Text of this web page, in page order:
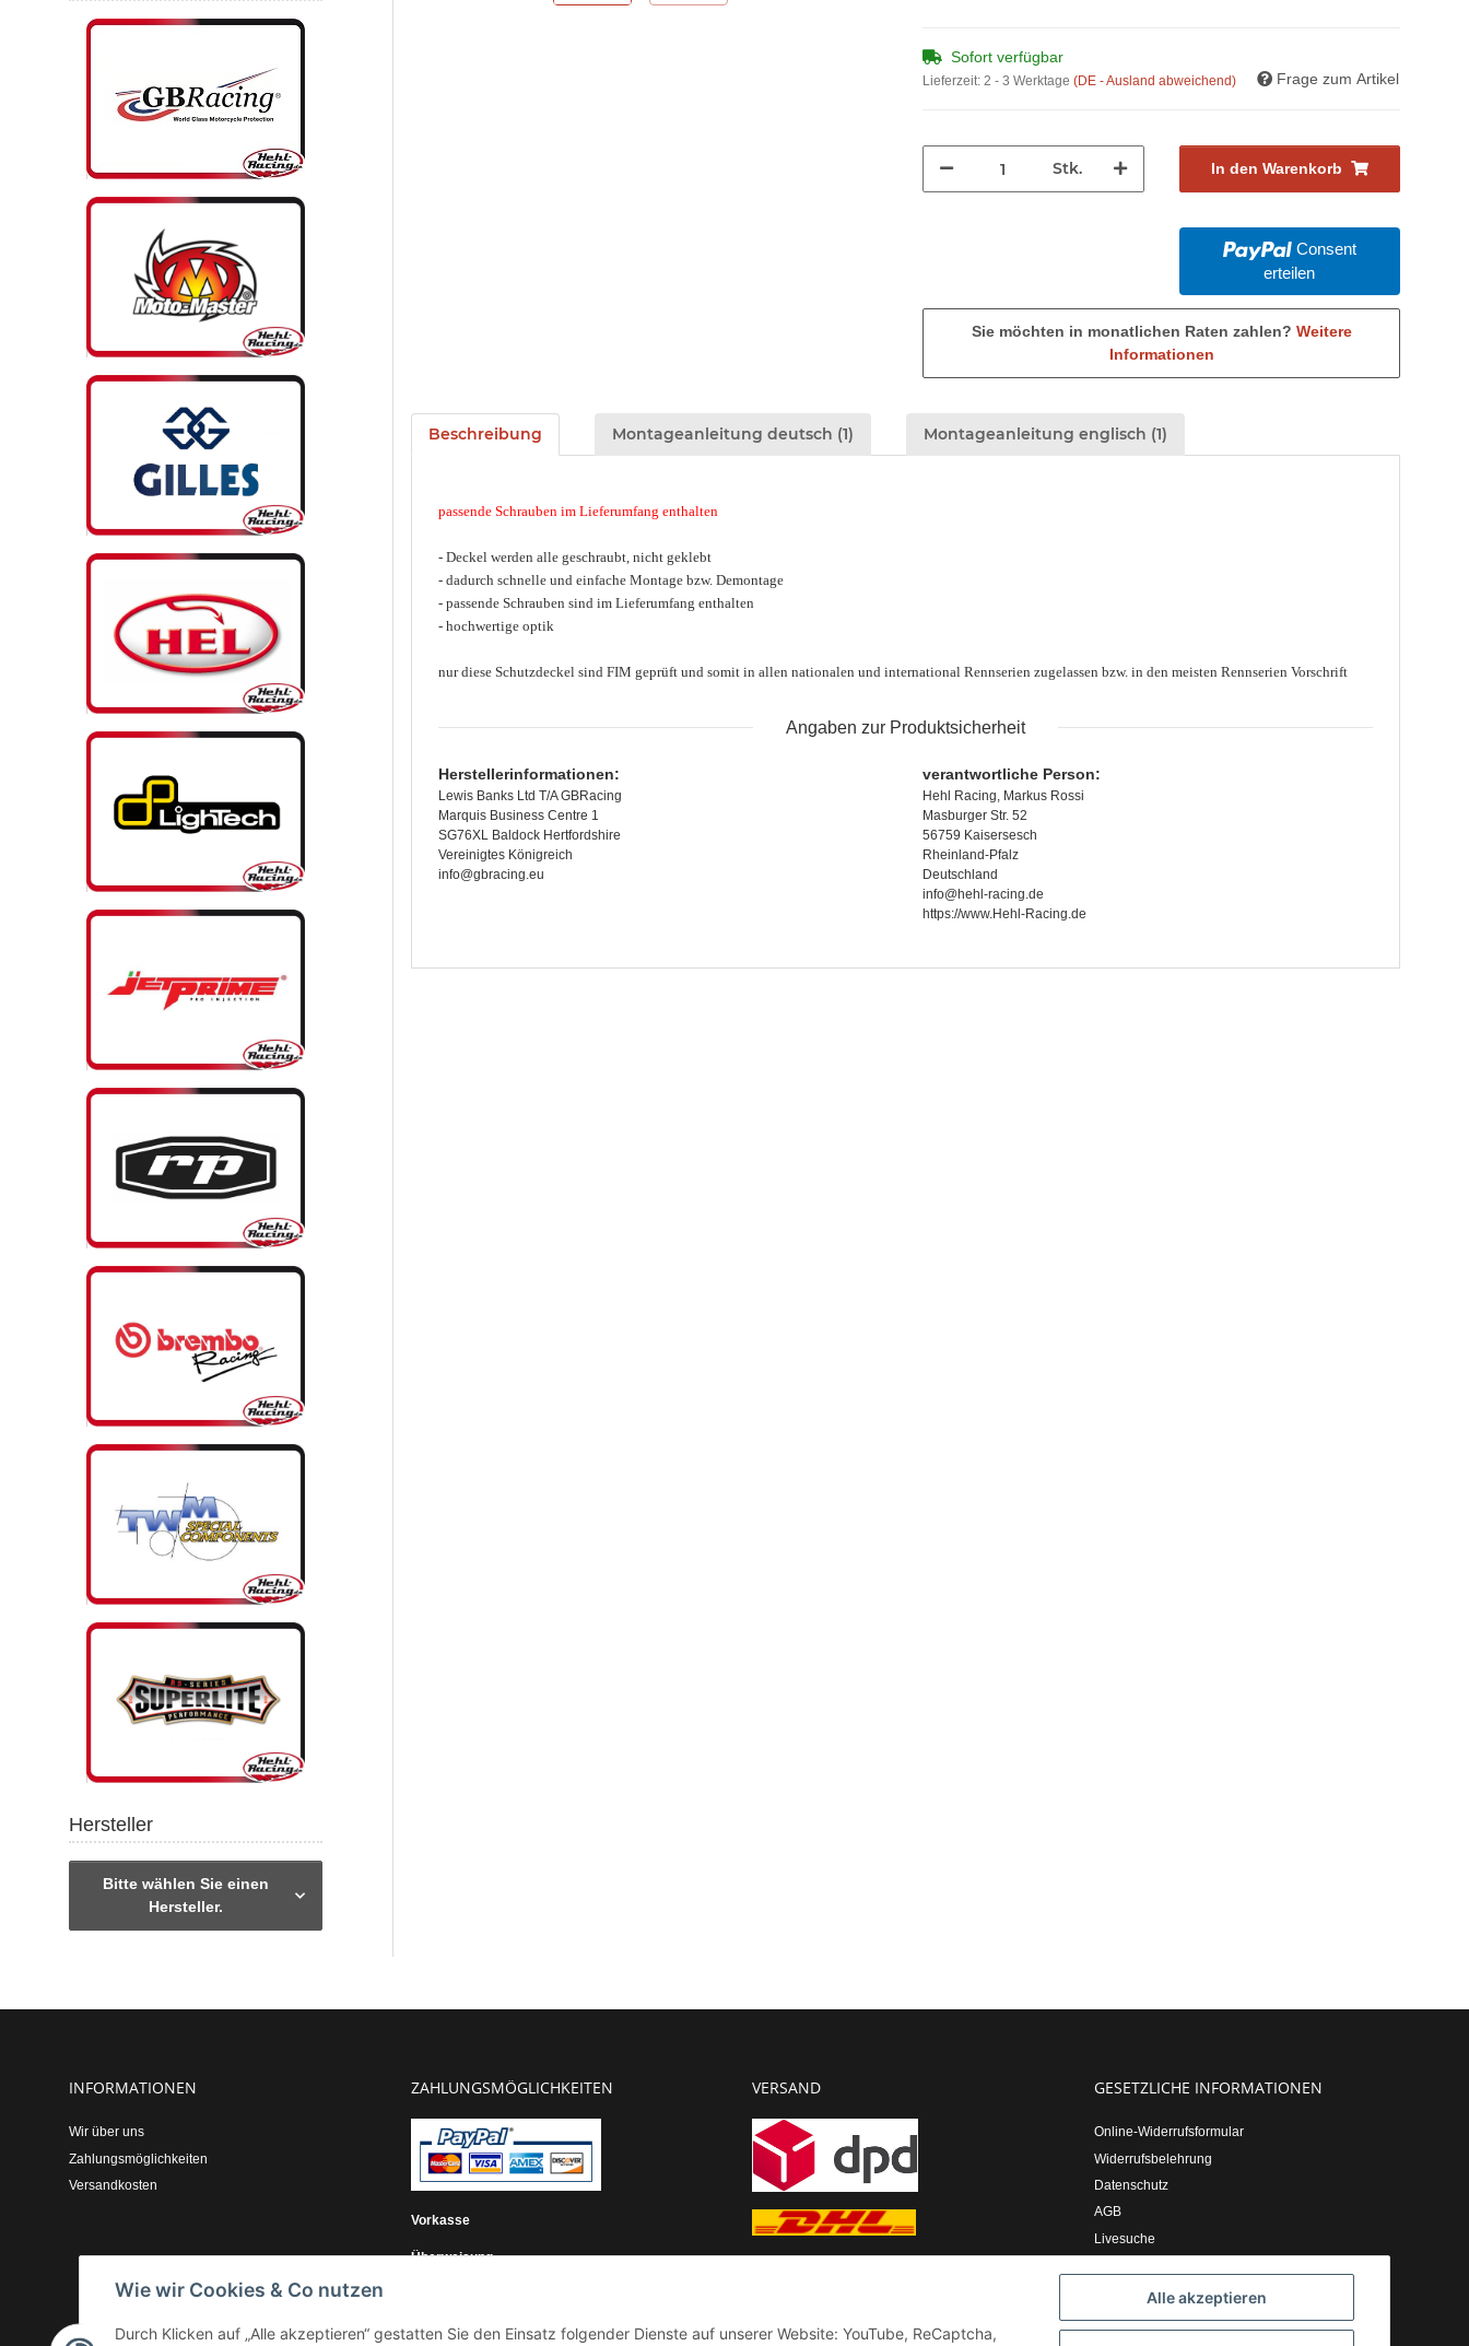
Alle akzeptieren
Wie wir Cookies & Co nutzen
Durch Klicken auf „Alle akzeptieren“ gestatten Sie den Einsatz folgender Dienste auf unserer Website: YouTube, ReCaptcha,
Sofort verfügbar
Lieferzeit:2 - 3 Werktage(DE - Ausland abweichend) Frage zum Artikel
Stk. In den Warenkorb
Consent
erteilen
Sie möchten in monatlichen Raten zahlen? Weitere
Informationen
Beschreibung Montageanleitung deutsch (1) Montageanleitung englisch (1)
passende Schrauben im Lieferumfang enthalten
- Deckel werden alle geschraubt, nicht geklebt
- dadurch schnelle und einfache Montage bzw. Demontage
- passende Schrauben sind im Lieferumfang enthalten
- hochwertige optik
nur diese Schutzdeckel sind FIM geprüft und somit in allen nationalen und international Rennserien zugelassen bzw. in den meisten Rennserien Vorschrift
Angaben zur Produktsicherheit
Herstellerinformationen:
Lewis Banks Ltd T/A GBRacing
Marquis Business Centre 1
SG76XL Baldock Hertfordshire
Vereinigtes Königreich
info@gbracing.eu
verantwortliche Person:
Hehl Racing, Markus Rossi
Masburger Str. 52
56759 Kaisersesch
Rheinland-Pfalz
Deutschland
info@hehl-racing.de
https://www.Hehl-Racing.de
Hersteller
Bitte wählen Sie einen
Hersteller.
INFORMATIONEN
Wir über uns
Zahlungsmöglichkeiten
Versandkosten
ZAHLUNGSMÖGLICHKEITEN
Vorkasse
Überweisung
VERSAND GESETZLICHE INFORMATIONEN
Online-Widerrufsformular
Widerrufsbelehrung
Datenschutz
AGB
Livesuche
Impressum